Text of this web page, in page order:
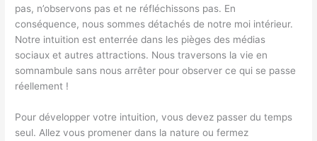
pas, n’observons pas et ne réfléchissons pas. En
conséquence, nous sommes détachés de notre moi intérieur.
Notre intuition est enterrée dans les pièges des médias
sociaux et autres attractions. Nous traversons la vie en
somnambule sans nous arrêter pour observer ce qui se passe
réellement !
Pour développer votre intuition, vous devez passer du temps
seul. Allez vous promener dans la nature ou fermez